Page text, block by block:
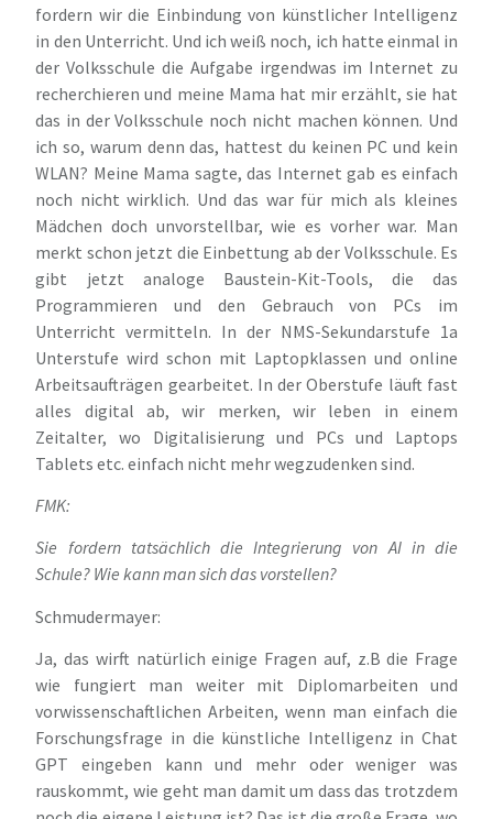
fordern wir die Einbindung von künstlicher Intelligenz
in den Unterricht. Und ich weiß noch, ich hatte einmal in
der Volksschule die Aufgabe irgendwas im Internet zu
recherchieren und meine Mama hat mir erzählt, sie hat
das in der Volksschule noch nicht machen können. Und
ich so, warum denn das, hattest du keinen PC und kein
WLAN? Meine Mama sagte, das Internet gab es einfach
noch nicht wirklich. Und das war für mich als kleines
Mädchen doch unvorstellbar, wie es vorher war. Man
merkt schon jetzt die Einbettung ab der Volksschule. Es
gibt jetzt analoge Baustein-Kit-Tools, die das
Programmieren und den Gebrauch von PCs im
Unterricht vermitteln. In der NMS-Sekundarstufe 1a
Unterstufe wird schon mit Laptopklassen und online
Arbeitsaufträgen gearbeitet. In der Oberstufe läuft fast
alles digital ab, wir merken, wir leben in einem
Zeitalter, wo Digitalisierung und PCs und Laptops
Tablets etc. einfach nicht mehr wegzudenken sind.
FMK:
Sie fordern tatsächlich die Integrierung von AI in die
Schule? Wie kann man sich das vorstellen?
Schmudermayer:
Ja, das wirft natürlich einige Fragen auf, z.B die Frage
wie fungiert man weiter mit Diplomarbeiten und
vorwissenschaftlichen Arbeiten, wenn man einfach die
Forschungsfrage in die künstliche Intelligenz in Chat
GPT eingeben kann und mehr oder weniger was
rauskommt, wie geht man damit um dass das trotzdem